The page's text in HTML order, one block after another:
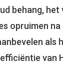
behang,
opruimen
als
van